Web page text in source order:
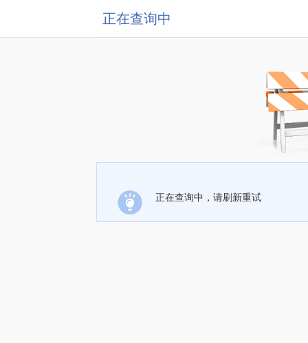
正在查询中
正在查询中，请刷新重试